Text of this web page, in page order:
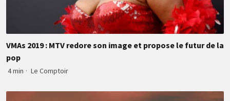
VMAs 2019 : MTV redore son image et propose le futur de la
pop
4 min · Le Comptoir